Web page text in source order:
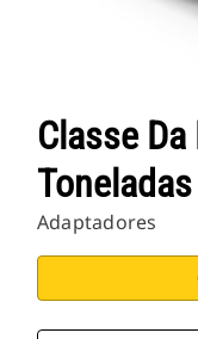
Classe
Toneladas
Adaptadores